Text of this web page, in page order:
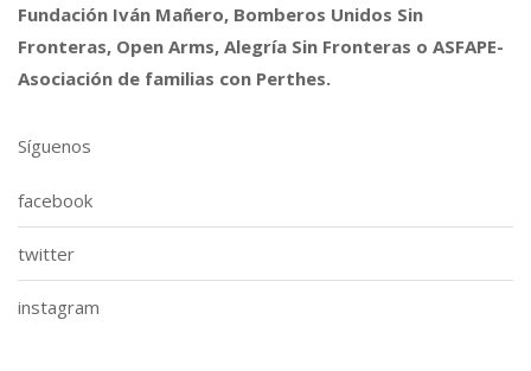
Fundación Iván Mañero, Bomberos Unidos Sin
Fronteras, Open Arms, Alegría Sin Fronteras o ASFAPE-
Asociación de familias con Perthes.
Síguenos
facebook
twitter
instagram